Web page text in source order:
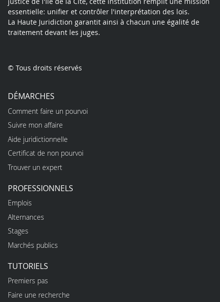
essentielle: unifier et contrôler l'interprétation des lois.
La Haute Juridiction garantit ainsi à chacun une égalité de
traitement devant les juges.
© Tous droits réservés
DÉMARCHES
Comment faire un pourvoi
Suivre mon affaire
Aide juridictionnelle
Certificat de non pourvoi
Trouver un expert
PROFESSIONNELS
Emplois
Alternances
Stages
Marchés publics
TUTORIELS
Premiers pas
Faire une recherche